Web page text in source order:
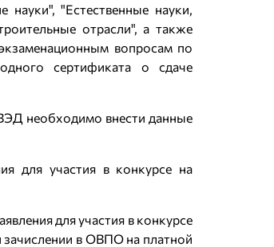
"Естественные науки,
отрасли", а также
вопросам по
сертификата о сдаче
необходимо внести данные
для участия в конкурсе на
для участия в конкурсе
зачислении в ОВПО на платной